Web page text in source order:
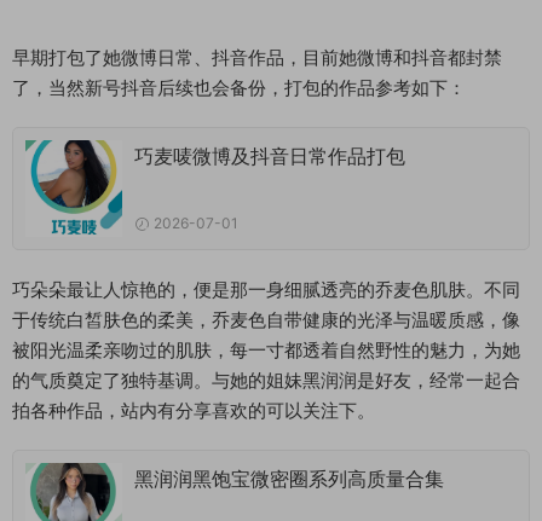
早期打包了她微博日常、抖音作品，目前她微博和抖音都封禁
了，当然新号抖音后续也会备份，打包的作品参考如下：
巧麦唛微博及抖音日常作品打包
2026-07-01
巧朵朵最让人惊艳的，便是那一身细腻透亮的乔麦色肌肤。不同
于传统白皙肤色的柔美，乔麦色自带健康的光泽与温暖质感，像
被阳光温柔亲吻过的肌肤，每一寸都透着自然野性的魅力，为她
的气质奠定了独特基调。与她的姐妹黑润润是好友，经常一起合
拍各种作品，站内有分享喜欢的可以关注下。
黑润润黑饱宝微密圈系列高质量合集